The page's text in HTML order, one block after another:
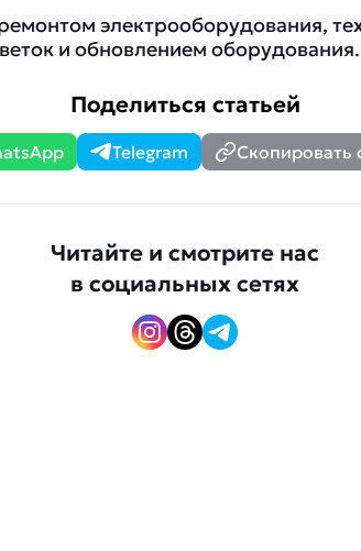
электрооборудования,
и обновлением оборудования.
Поделиться статьей
Telegram Скопировать
Читайте и смотрите нас
в социальных сетях